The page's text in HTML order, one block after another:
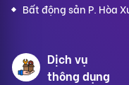
Bất động sản P. Hòa
Dịch vụ
thông dụng